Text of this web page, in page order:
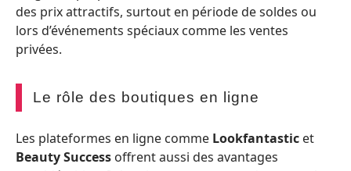
des prix attractifs, surtout en période de soldes ou
lors d’événements spéciaux comme les ventes
privées.
Le rôle des boutiques en ligne
Les plateformes en ligne comme Lookfantastic et
Beauty Success offrent aussi des avantages